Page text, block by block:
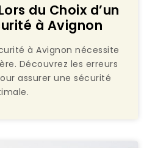
du Choix d’un
à Avignon
à Avignon nécessite
Découvrez les erreurs
assurer une sécurité